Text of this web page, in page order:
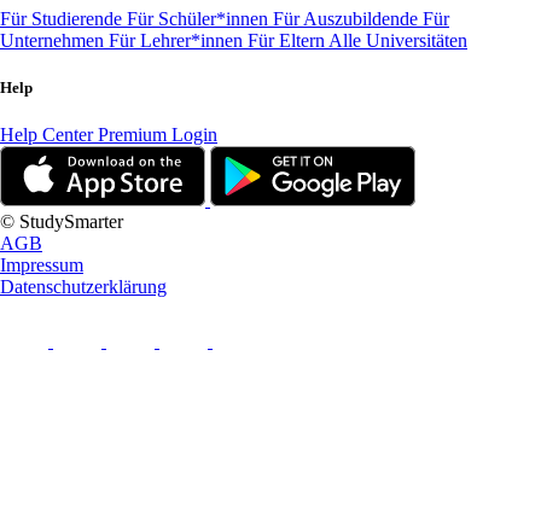
Für Studierende Für Schüler*innen Für Auszubildende Für
Unternehmen Für Lehrer*innen Für Eltern Alle Universitäten
Help
Help CenterPremium Login
© StudySmarter
AGB
Impressum
Datenschutzerklärung